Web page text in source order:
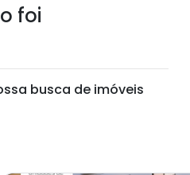
foi
busca de imóveis